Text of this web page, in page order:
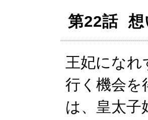
第22話 想
王妃になれ
行く機会を
は、皇太子